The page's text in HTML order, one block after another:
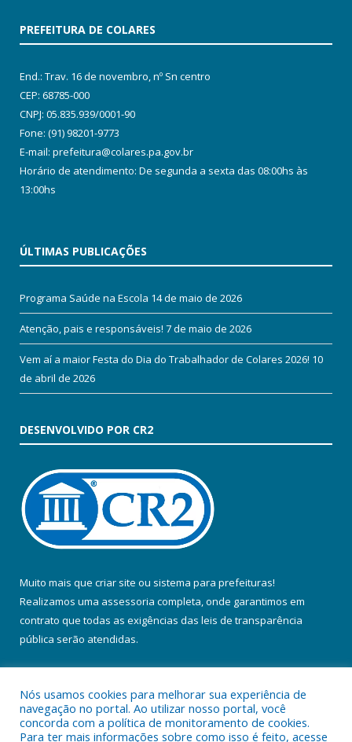
PREFEITURA DE COLARES
End.: Trav. 16 de novembro, nº Sn centro
CEP: 68785-000
CNPJ: 05.835.939/0001-90
Fone: (91) 98201-9773
E-mail: prefeitura@colares.pa.gov.br
Horário de atendimento: De segunda a sexta das 08:00hs às
13:00hs
ÚLTIMAS PUBLICAÇÕES
Programa Saúde na Escola 14 de maio de 2026
Atenção, pais e responsáveis! 7 de maio de 2026
Vem aí a maior Festa do Dia do Trabalhador de Colares 2026! 10
de abril de 2026
DESENVOLVIDO POR CR2
Muito mais que criar site ou sistema para prefeituras!
Realizamos uma assessoria completa, onde garantimos em
contrato que todas as exigências das leis de transparência
pública serão atendidas.
Nós usamos cookies para melhorar sua experiência de
navegação no portal. Ao utilizar nosso portal, você
concorda com a política de monitoramento de cookies.
Para ter mais informações sobre como isso é feito, acesse